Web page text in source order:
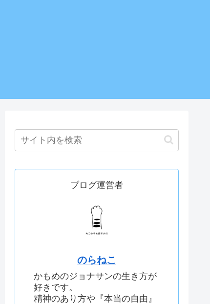
ブログ運営者
のらねこ
かもめのジョナサンの生き方が
好きです。
精神のあり方や『本当の自由』